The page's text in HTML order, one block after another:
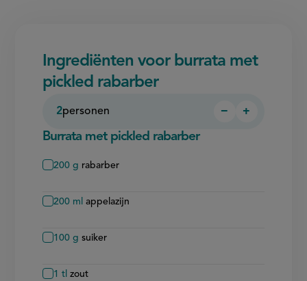
Ingrediënten voor burrata met
pickled rabarber
2personen
Persoon
−
Persoon
+
Burrata met pickled rabarber
200 g rabarber
200 ml appelazijn
100 g suiker
1 tl zout